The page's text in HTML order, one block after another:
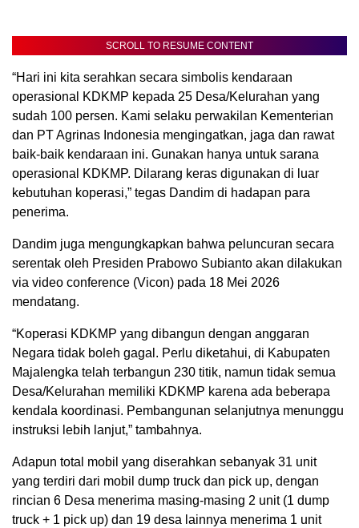
SCROLL TO RESUME CONTENT
“Hari ini kita serahkan secara simbolis kendaraan
operasional KDKMP kepada 25 Desa/Kelurahan yang
sudah 100 persen. Kami selaku perwakilan Kementerian
dan PT Agrinas Indonesia mengingatkan, jaga dan rawat
baik-baik kendaraan ini. Gunakan hanya untuk sarana
operasional KDKMP. Dilarang keras digunakan di luar
kebutuhan koperasi,” tegas Dandim di hadapan para
penerima.
Dandim juga mengungkapkan bahwa peluncuran secara
serentak oleh Presiden Prabowo Subianto akan dilakukan
via video conference (Vicon) pada 18 Mei 2026
mendatang.
“Koperasi KDKMP yang dibangun dengan anggaran
Negara tidak boleh gagal. Perlu diketahui, di Kabupaten
Majalengka telah terbangun 230 titik, namun tidak semua
Desa/Kelurahan memiliki KDKMP karena ada beberapa
kendala koordinasi. Pembangunan selanjutnya menunggu
instruksi lebih lanjut,” tambahnya.
Adapun total mobil yang diserahkan sebanyak 31 unit
yang terdiri dari mobil dump truck dan pick up, dengan
rincian 6 Desa menerima masing-masing 2 unit (1 dump
truck + 1 pick up) dan 19 desa lainnya menerima 1 unit